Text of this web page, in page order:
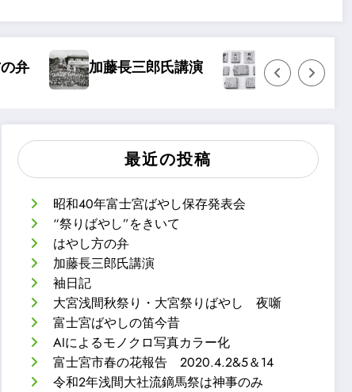
加藤長三郎氏講演 袖日記 大宮浅
最近の投稿
昭和40年富士宮ばやし保存発表会
“祭りばやし”をきいて
はやし方の弁
加藤長三郎氏講演
袖日記
大宮浅間秋祭り・大宮祭りばやし 夜噺
富士宮ばやしの笛今昔
AIによるモノクロ写真カラー化
富士宮市春の花報告 2020.4.2&5＆14
令和2年浅間大社流鏑馬祭は神事のみ